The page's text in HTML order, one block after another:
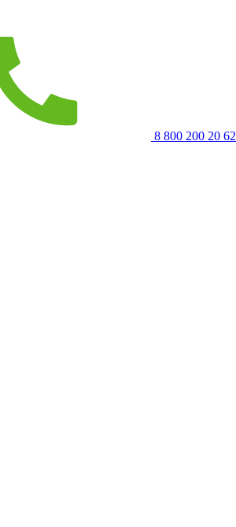
8 800 200 20 62